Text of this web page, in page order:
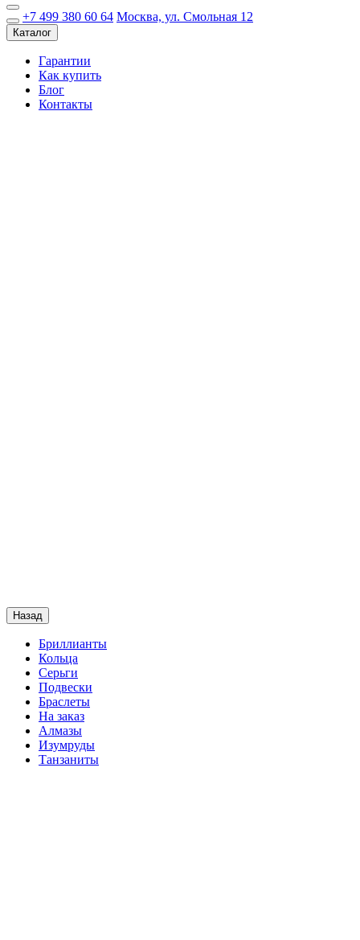
+7 499 380 60 64 Москва, ул. Смольная 12
Каталог
Гарантии
Как купить
Блог
Контакты
Назад
Бриллианты
Кольца
Серьги
Подвески
Браслеты
На заказ
Алмазы
Изумруды
Танзаниты